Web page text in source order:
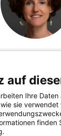
meine tägliche
Licensing
sorge ich
der Marke
auf
Ihre Daten
sie verwendet
finden